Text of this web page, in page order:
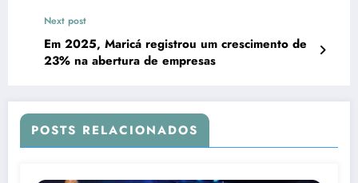
Next post
Em 2025, Maricá registrou um crescimento de
23% na abertura de empresas
POSTS RELACIONADOS